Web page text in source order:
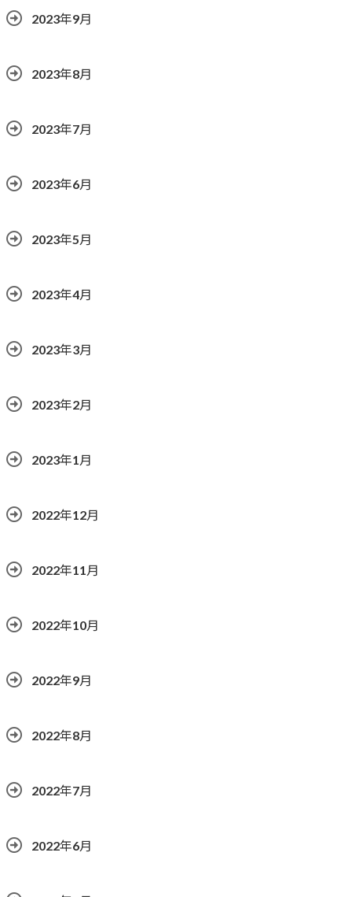
2023年9月
2023年8月
2023年7月
2023年6月
2023年5月
2023年4月
2023年3月
2023年2月
2023年1月
2022年12月
2022年11月
2022年10月
2022年9月
2022年8月
2022年7月
2022年6月